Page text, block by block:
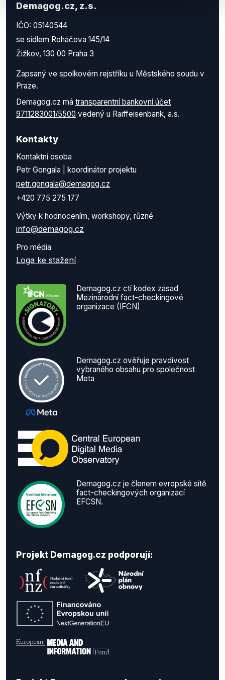
Demagog.cz, z.s.
IČO: 05140544
se sídlem Roháčova 145/14
Žižkov, 130 00 Praha 3
Zapsaný ve spolkovém rejstříku u Městského soudu v
Praze.
Demagog.cz má transparentní bankovní účet
9711283001/5500 vedený u Raiffeisenbank, a.s.
Kontakty
Kontaktní osoba
Petr Gongala | koordinátor projektu
petr.gongala@demagog.cz
+420 775 275 177
Výtky k hodnocením, workshopy, různé
info@demagog.cz
Pro média
Loga ke stažení
Demagog.cz ctí kodex zásad
Mezinárodní fact-checkingové
organizace (IFCN)
Demagog.cz ověřuje pravdivost
vybraného obsahu pro společnost
Meta
Demagog.cz je členem evropské sítě
fact-checkingových organizací
EFCSN.
Projekt Demagog.cz podporují: